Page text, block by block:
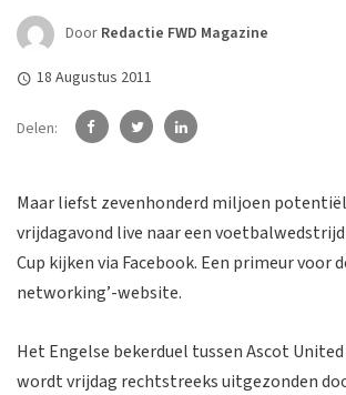
Door Redactie FWD Magazine
18 Augustus 2011
Delen:
Maar liefst zevenhonderd miljoen
vrijdagavond live naar een voetbalwedstrijd
Cup kijken via Facebook. Een primeur voor
networking’-website.
Het Engelse bekerduel tussen Ascot United
wordt vrijdag rechtstreeks uitgezonden